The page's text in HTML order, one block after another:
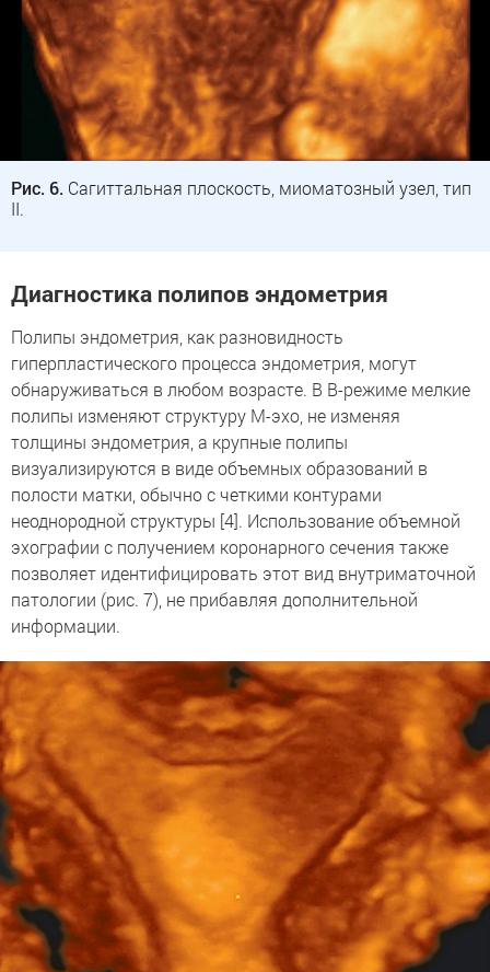
Рис. 6. Cагиттальная плоскость, миоматозный узел, тип
II.
Диагностика полипов эндометрия
Полипы эндометрия, как разновидность
гиперпластического процесса эндометрия, могут
обнаруживаться в любом возрасте. В В-режиме мелкие
полипы изменяют структуру М-эхо, не изменяя
толщины эндометрия, а крупные полипы
визуализируются в виде объемных образований в
полости матки, обычно с четкими контурами
неоднородной структуры [4]. Использование объемной
эхографии с получением коронарного сечения также
позволяет идентифицировать этот вид внутриматочной
патологии (рис. 7), не прибавляя дополнительной
информации.